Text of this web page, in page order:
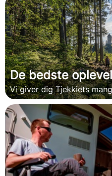
De bedste
Vi giver dig Tjekkiets